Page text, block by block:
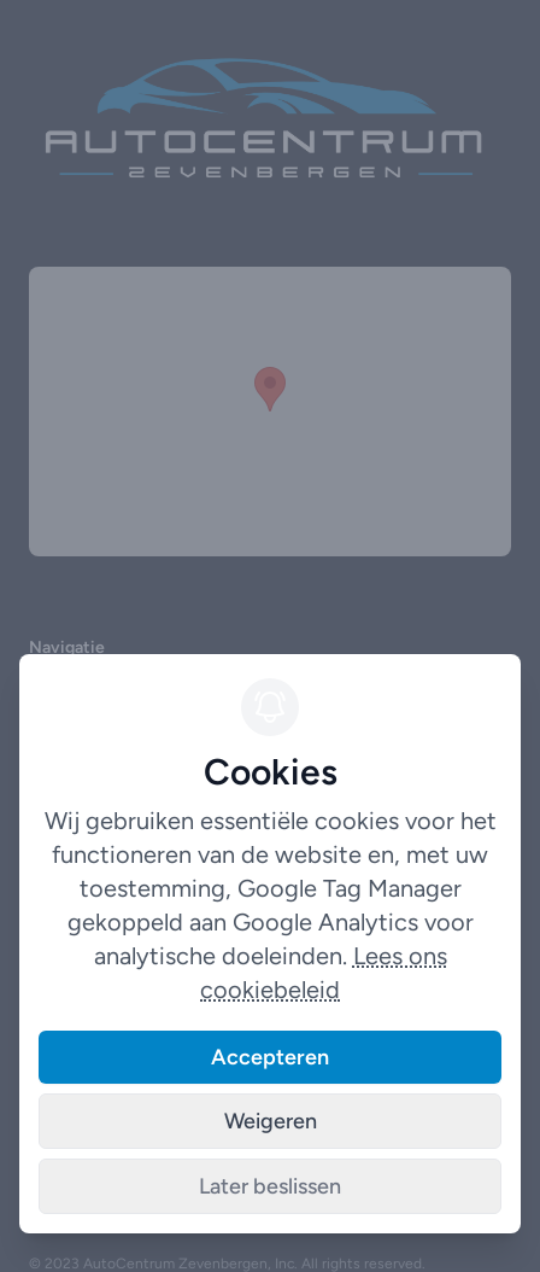
Navigatie
Over ons
Contact
Terms
Privacybeleid
© 2023 AutoCentrum Zevenbergen, Inc. All rights reserved.
Cookies
Wij gebruiken essentiële cookies voor het
functioneren van de website en, met uw
toestemming, Google Tag Manager
gekoppeld aan Google Analytics voor
analytische doeleinden. Lees ons
cookiebeleid
Accepteren
Weigeren
Later beslissen